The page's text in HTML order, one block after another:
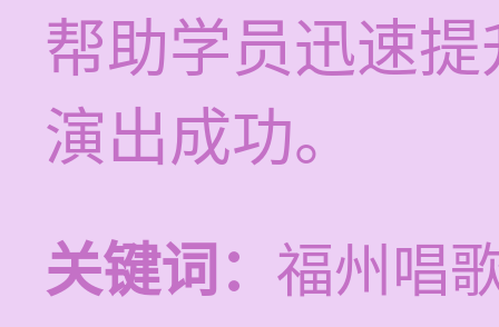
帮助学员迅速
演出成功。
关键词： 福州唱